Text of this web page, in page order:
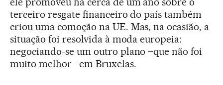
terceiro resgate financeiro do país também
criou uma comoção na UE. Mas, na ocasião, a
situação foi resolvida à moda europeia:
negociando-se um outro plano –que não foi
muito melhor– em Bruxelas.